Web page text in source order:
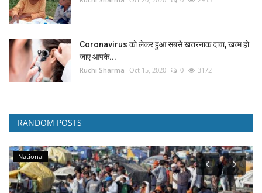
Coronavirus को लेकर हुआ सबसे खतरनाक दावा, खत्म हो
जाए आपके...
Ruchi Sharma Oct 15, 2020 0 3172
RANDOM POSTS
National